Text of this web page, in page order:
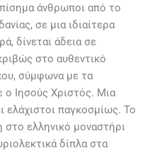
άνθρωποι από το
σε μια ιδιαίτερα
δίνεται άδεια σε
στο αυθεντικό
σύμφωνα με τα
ο Ιησούς Χριστός. Μια
παγκοσμίως. Το
στο ελληνικό μοναστήρι
δίπλα στα